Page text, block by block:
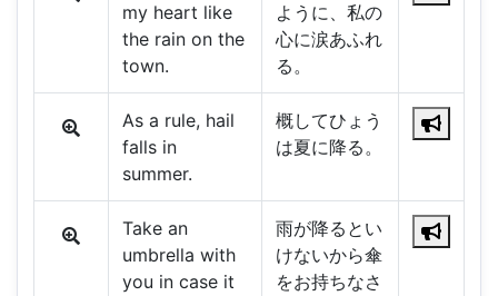
my heart like
the rain on the
town.
ように、私の
心に涙あふれ
る。
As a rule, hail
falls in
summer.
概してひょう
は夏に降る。
Take an
umbrella with
you in case it
雨が降るとい
けないから傘
をお持ちなさ